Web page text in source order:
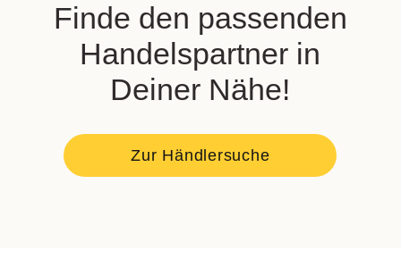
Finde den passenden
Handelspartner in
Deiner Nähe!
Zur Händlersuche